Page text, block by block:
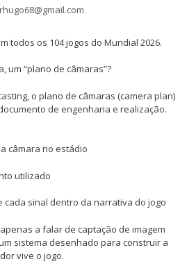
todos os 104 jogos do Mundial 2026.
um “plano de câmaras”?
o plano de câmaras (camera plan)
de engenharia e realização.
câmara no estádio
utilizado
cada sinal dentro da narrativa do jogo
a falar de captação de imagem
sistema desenhado para construir a
vive o jogo.